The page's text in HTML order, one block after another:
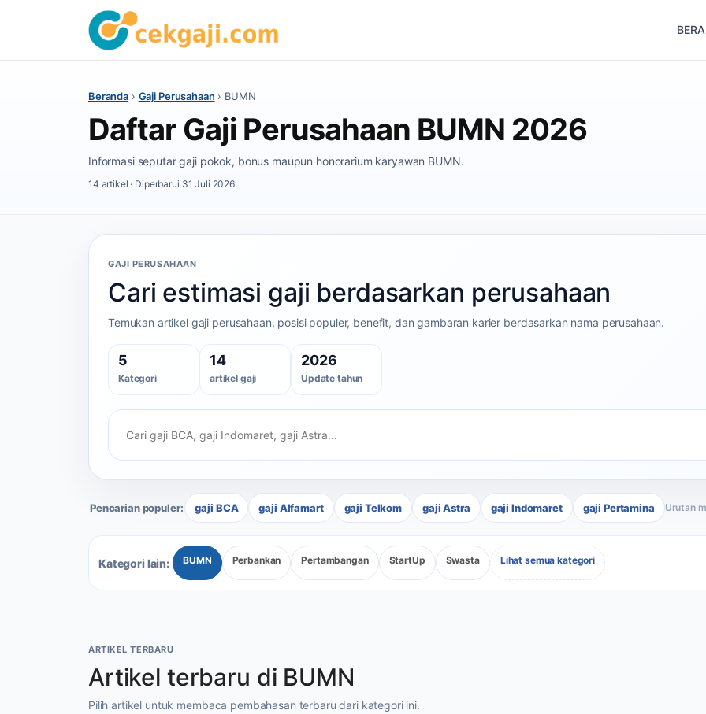
Beranda › Gaji Perusahaan › BUMN
Daftar Gaji Perusahaan BUMN 2026
Informasi seputar gaji pokok, bonus maupun honorarium karyawan BUMN.
14 artikel · Diperbarui 31 Juli 2026
GAJI PERUSAHAAN
Cari estimasi gaji berdasarkan perusahaan
Temukan artikel gaji perusahaan, posisi populer, benefit, dan gambaran karier berdasarkan nama perusahaan.
5
Kategori
14
artikel gaji
2026
Update tahun
Pencarian populer: gaji BCA gaji Alfamart gaji Telkom gaji Astra gaji Indomaret gaji Pertamina
Kategori lain: BUMN Perbankan Pertambangan StartUp Swasta Lihat semua kategori
ARTIKEL TERBARU
Artikel terbaru di BUMN
Pilih artikel untuk membaca pembahasan terbaru dari kategori ini.